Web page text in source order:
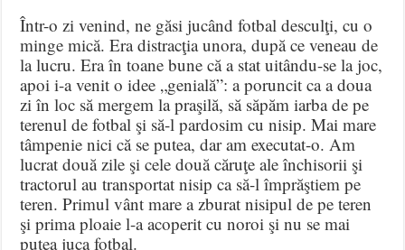
Într-o zi venind, ne găsi jucând fotbal desculţi, cu o
minge mică. Era distracţia unora, după ce veneau de
la lucru. Era în toane bune că a stat uitându-se la joc,
apoi i-a venit o idee „genială”: a poruncit ca a doua
zi în loc să mergem la praşilă, să săpăm iarba de pe
terenul de fotbal şi să-l pardosim cu nisip. Mai mare
tâmpenie nici că se putea, dar am executat-o. Am
lucrat două zile şi cele două căruţe ale închisorii şi
tractorul au transportat nisip ca să-l împrăştiem pe
teren. Primul vânt mare a zburat nisipul de pe teren
şi prima ploaie l-a acoperit cu noroi şi nu se mai
putea juca fotbal.